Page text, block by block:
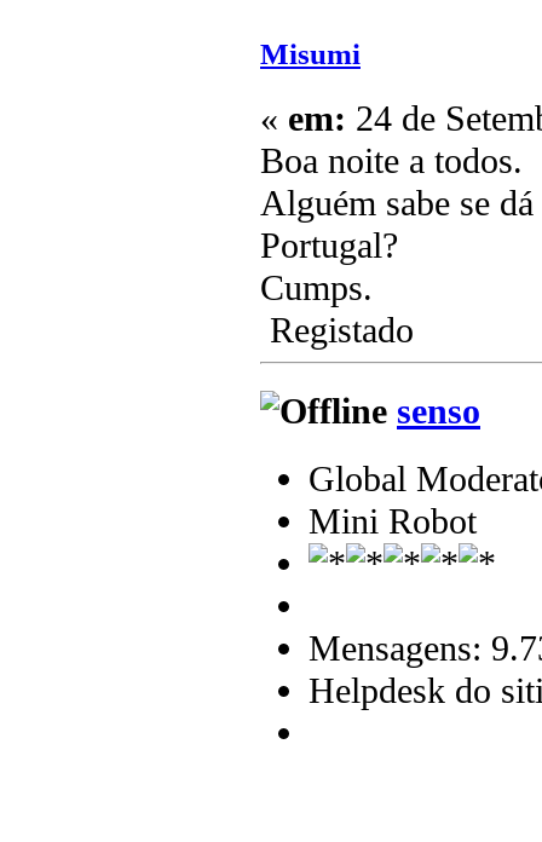
Misumi
« em: 24 de
Boa noite a todos.
Alguém sabe se
Portugal?
Cumps.
Registado
senso
Global
Mini Robot
Mensagens:
Helpdesk do